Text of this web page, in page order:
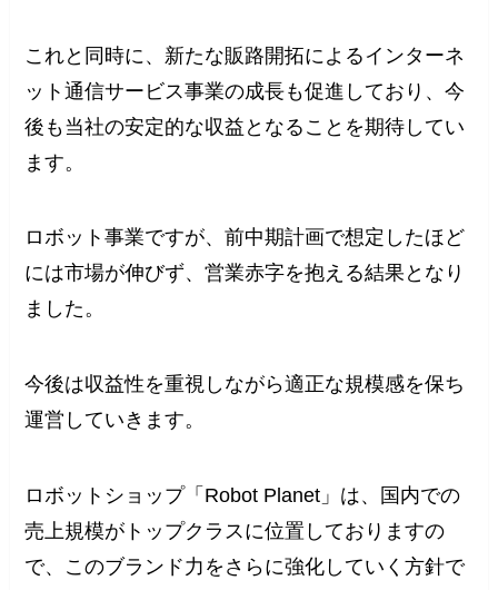
これと同時に、新たな販路開拓によるインターネ
ット通信サービス事業の成長も促進しており、今
後も当社の安定的な収益となることを期待してい
ます。
ロボット事業ですが、前中期計画で想定したほど
には市場が伸びず、営業赤字を抱える結果となり
ました。
今後は収益性を重視しながら適正な規模感を保ち
運営していきます。
ロボットショップ「Robot Planet」は、国内での
売上規模がトップクラスに位置しておりますの
で、このブランド力をさらに強化していく方針で